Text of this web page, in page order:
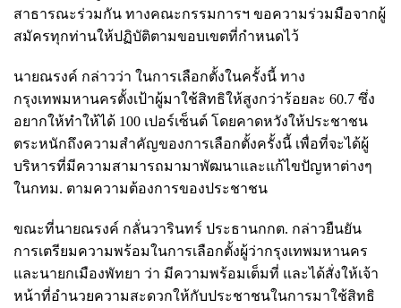
สาธารณะร่วมกัน ทางคณะกรรมการฯ ขอความร่วมมือจากผู้
สมัครทุกท่านให้ปฏิบัติตามขอบเขตที่กำหนดไว้
นายณรงค์ กล่าวว่า ในการเลือกตั้งในครั้งนี้ ทาง
กรุงเทพมหานครตั้งเป้าผู้มาใช้สิทธิให้สูงกว่าร้อยละ 60.7 ซึ่ง
อยากให้ทำให้ได้ 100 เปอร์เซ็นต์ โดยคาดหวังให้ประชาชน
ตระหนักถึงความสำคัญของการเลือกตั้งครั้งนี้ เพื่อที่จะได้ผู้
บริหารที่มีความสามารถมามาพัฒนาและแก้ไขปัญหาต่างๆ
ในกทม. ตามความต้องการของประชาชน
ขณะที่นายณรงค์ กลั่นวารินทร์ ประธานกกต. กล่าวยืนยัน
การเตรียมความพร้อมในการเลือกตั้งผู้ว่ากรุงเทพมหานคร
และนายกเมืองพัทยา ว่า มีความพร้อมเต็มที่ และได้สั่งให้เจ้า
หน้าที่อำนวยความสะดวกให้กับประชาชนในการมาใช้สิทธิ